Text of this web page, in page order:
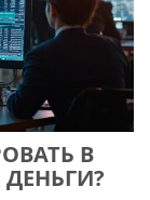
В